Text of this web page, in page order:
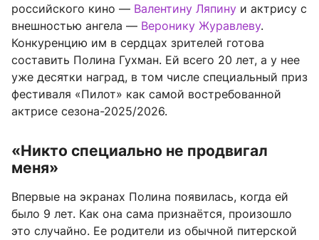
российского кино — Валентину Ляпину и актрису с
внешностью ангела — Веронику Журавлеву.
Конкуренцию им в сердцах зрителей готова
составить Полина Гухман. Ей всего 20 лет, а у нее
уже десятки наград, в том числе специальный приз
фестиваля «Пилот» как самой востребованной
актрисе сезона-2025/2026.
«Никто специально не продвигал
меня»
Впервые на экранах Полина появилась, когда ей
было 9 лет. Как она сама признаётся, произошло
это случайно. Ее родители из обычной питерской